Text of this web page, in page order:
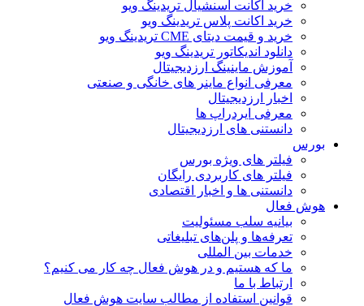
خرید اکانت اسنشیال تریدینگ ویو
خرید اکانت پلاس تریدینگ ویو
خرید و قیمت دیتای CME تریدینگ ویو
دانلود اندیکاتور تریدینگ ویو
آموزش ماینینگ ارزدیجیتال
معرفی انواع ماینر های خانگی و صنعتی
اخبار ارزدیجیتال
معرفی ایردراپ ها
دانستنی های ارزدیجیتال
بورس
فیلتر های ویژه بورس
فیلتر های کاربردی رایگان
دانستنی ها و اخبار اقتصادی
هوش فعال
بیانیه سلب مسئولیت
تعرفه‌ها و پلن‌های تبلیغاتی
خدمات بین المللی
ما که هستیم و در هوش فعال چه کار می کنیم؟
ارتباط با ما
قوانین استفاده از مطالب سایت هوش فعال